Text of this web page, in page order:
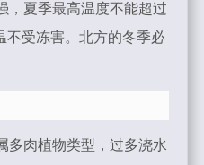
，夏季最高温度不能超过
受冻害。北方的冬季必
多肉植物类型，过多浇水